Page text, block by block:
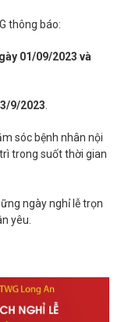
thông báo:
01/09/2023 và
9/2023
sóc bệnh nhân nội
trong suốt thời gian
ngày nghỉ lễ trọn
yêu.